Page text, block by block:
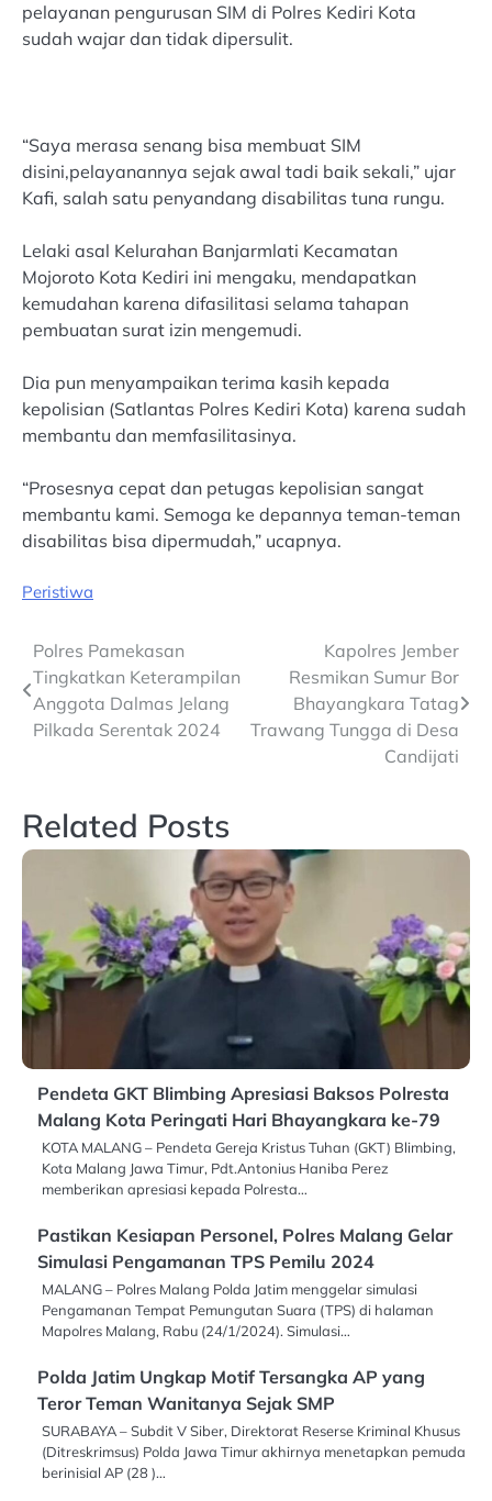
pelayanan pengurusan SIM di Polres Kediri Kota
sudah wajar dan tidak dipersulit.
“Saya merasa senang bisa membuat SIM
disini,pelayanannya sejak awal tadi baik sekali,” ujar
Kafi, salah satu penyandang disabilitas tuna rungu.
Lelaki asal Kelurahan Banjarmlati Kecamatan
Mojoroto Kota Kediri ini mengaku, mendapatkan
kemudahan karena difasilitasi selama tahapan
pembuatan surat izin mengemudi.
Dia pun menyampaikan terima kasih kepada
kepolisian (Satlantas Polres Kediri Kota) karena sudah
membantu dan memfasilitasinya.
“Prosesnya cepat dan petugas kepolisian sangat
membantu kami. Semoga ke depannya teman-teman
disabilitas bisa dipermudah,” ucapnya.
Peristiwa
Post
navigation
Polres Pamekasan
Tingkatkan Keterampilan
Anggota Dalmas Jelang
Pilkada Serentak 2024
Kapolres Jember
Resmikan Sumur Bor
Bhayangkara Tatag
Trawang Tungga di Desa
Candijati
Related Posts
Pendeta GKT Blimbing Apresiasi Baksos Polresta
Malang Kota Peringati Hari Bhayangkara ke-79
KOTA MALANG – Pendeta Gereja Kristus Tuhan (GKT) Blimbing,
Kota Malang Jawa Timur, Pdt.Antonius Haniba Perez
memberikan apresiasi kepada Polresta…
Pastikan Kesiapan Personel, Polres Malang Gelar
Simulasi Pengamanan TPS Pemilu 2024
MALANG – Polres Malang Polda Jatim menggelar simulasi
Pengamanan Tempat Pemungutan Suara (TPS) di halaman
Mapolres Malang, Rabu (24/1/2024). Simulasi…
Polda Jatim Ungkap Motif Tersangka AP yang
Teror Teman Wanitanya Sejak SMP
SURABAYA – Subdit V Siber, Direktorat Reserse Kriminal Khusus
(Ditreskrimsus) Polda Jawa Timur akhirnya menetapkan pemuda
berinisial AP (28 )…